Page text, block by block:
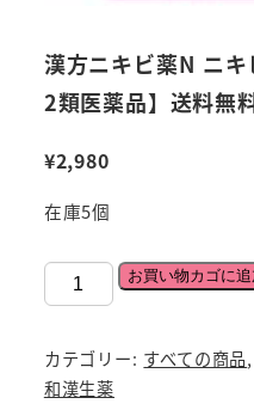
漢方ニキビ薬N ニ
2類医薬品】送料無
¥2,980
在庫5個
方
ニ
キ
お買い物カゴに追
カテゴリー: すべての商品,
和漢生薬